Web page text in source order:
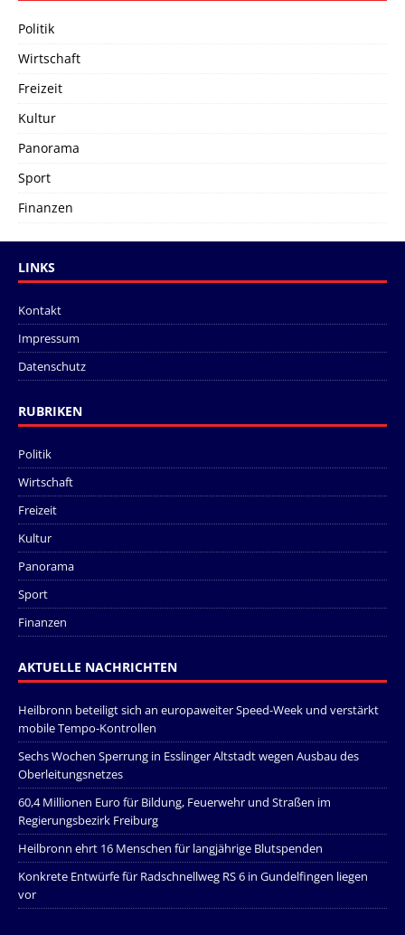
Politik
Wirtschaft
Freizeit
Kultur
Panorama
Sport
Finanzen
LINKS
Kontakt
Impressum
Datenschutz
RUBRIKEN
Politik
Wirtschaft
Freizeit
Kultur
Panorama
Sport
Finanzen
AKTUELLE NACHRICHTEN
Heilbronn beteiligt sich an europaweiter Speed-Week und verstärkt
mobile Tempo-Kontrollen
Sechs Wochen Sperrung in Esslinger Altstadt wegen Ausbau des
Oberleitungsnetzes
60,4 Millionen Euro für Bildung, Feuerwehr und Straßen im
Regierungsbezirk Freiburg
Heilbronn ehrt 16 Menschen für langjährige Blutspenden
Konkrete Entwürfe für Radschnellweg RS 6 in Gundelfingen liegen
vor